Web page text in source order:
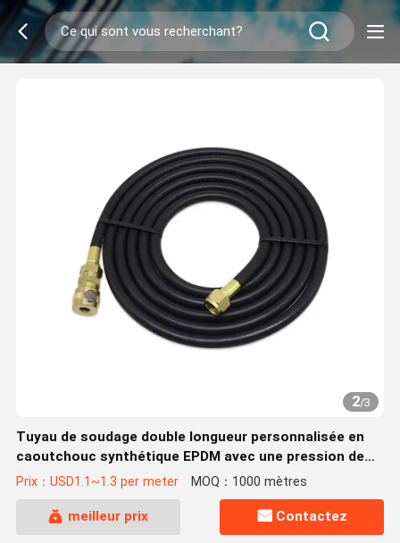
2/3
Tuyau de soudage double longueur personnalisée en
caoutchouc synthétique EPDM avec une pression de
travail de 300 PSI pour le soudage industriel
Prix：USD1.1~1.3 per meter MOQ：1000 mètres
meilleur prix Contactez